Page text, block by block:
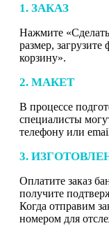
1. ЗАКАЗ
Нажмите
размер,
корзину».
2. МАКЕТ
В процессе
специалисты
телефону или
3.
Оплатите заказ
получите
Когда отправим
номером для